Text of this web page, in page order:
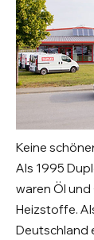
Keine
Als 1995
waren Öl
Heizstoffe.
Deutschland